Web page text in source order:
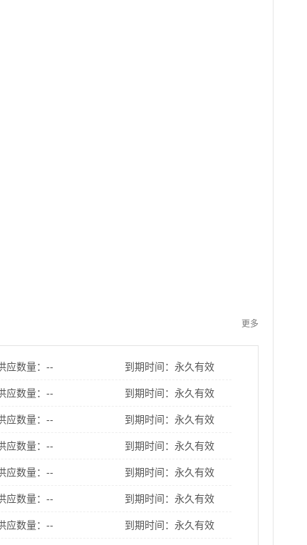
更多
到期时间：永久有效
应数量：--
到期时间：永久有效
应数量：--
到期时间：永久有效
应数量：--
到期时间：永久有效
应数量：--
到期时间：永久有效
应数量：--
到期时间：永久有效
应数量：--
到期时间：永久有效
应数量：--